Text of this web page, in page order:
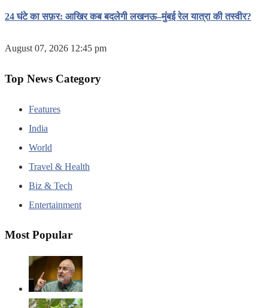
24 घंटे का सफ़र: आखिर कब बदलेगी लखनऊ–मुंबई रेल यात्रा की तस्वीर?
August 07, 2026 12:45 pm
Top News Category
Features
India
World
Travel & Health
Biz & Tech
Entertainment
Most Popular